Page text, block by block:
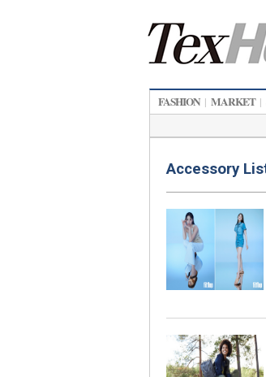
FASHION | MARKET |
Accessory